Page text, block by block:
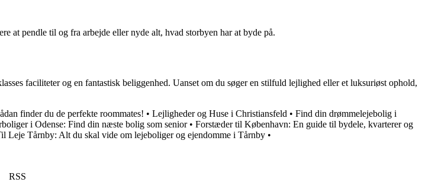
at pendle til og fra arbejde eller nyde alt, hvad storbyen har at byde på.
faciliteter og en fantastisk beliggenhed. Uanset om du søger en stilfuld lejlighed eller et luksuriøst ophold,
finder du de perfekte roommates! • Lejligheder og Huse i Christiansfeld • Find din drømmelejebolig i
i Odense: Find din næste bolig som senior• Forstæder til København: En guide til bydele, kvarterer og
Leje Tårnby: Alt du skal vide om lejeboliger og ejendomme i Tårnby •
RSS